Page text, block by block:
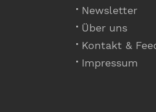
Newsletter
Über uns
Kontakt &
Impressum